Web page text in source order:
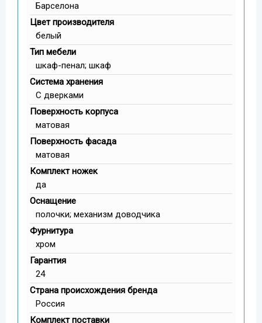
Барселона
Цвет производителя
белый
Тип мебели
шкаф-пенал; шкаф
Система хранения
С дверками
Поверхность корпуса
матовая
Поверхность фасада
матовая
Комплект ножек
да
Оснащение
полочки; механизм доводчика
Фурнитура
хром
Гарантия
24
Страна происхождения бренда
Россия
Комплект поставки